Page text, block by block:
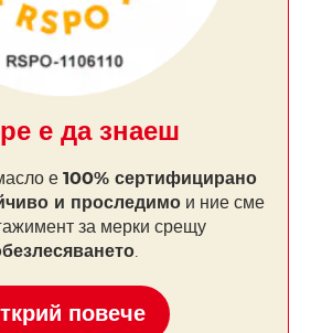
е да знаеш
е 100% сертифицирано
и проследимои ние сме
за мерки срещу
.
повече